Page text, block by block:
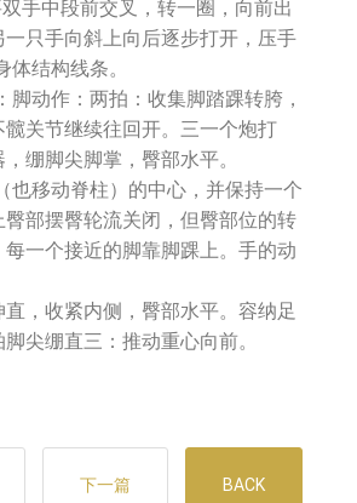
手中段前交叉，转一圈，向前出
只手向斜上向后逐步打开，压手
结构线条。
动作：两拍：收集脚踏踝转胯，
关节继续往回开。三一个炮打
绷脚尖脚掌，臀部水平。
也移动脊柱）的中心，并保持一个
部摆臀轮流关闭，但臀部位的转
一个接近的脚靠脚踝上。手的动
，收紧内侧，臀部水平。容纳足
尖绷直三：推动重心向前。
下一篇 BACK